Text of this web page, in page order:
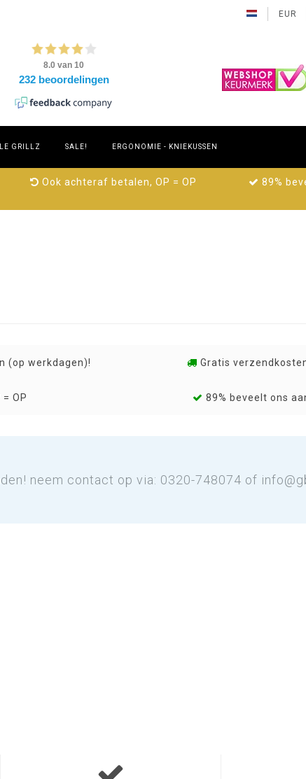
EUR
GRILLZ SALE! ERGONOMIE - KNIEKUSSEN
Ook achteraf betalen, OP = OP 89%
(op werkdagen)! Gratis
OP 89% beveelt ons
neem contact op via: 0320-748074 of